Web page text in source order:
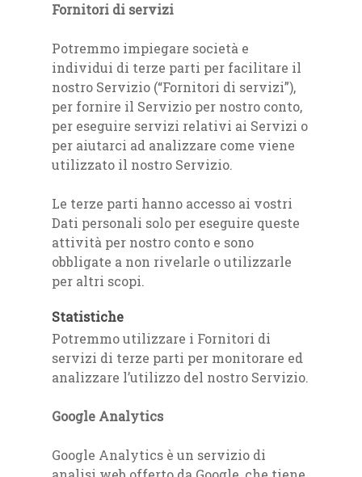
Fornitori di servizi
Potremmo impiegare società e
individui di terze parti per facilitare il
nostro Servizio (“Fornitori di servizi”),
per fornire il Servizio per nostro conto,
per eseguire servizi relativi ai Servizi o
per aiutarci ad analizzare come viene
utilizzato il nostro Servizio.
Le terze parti hanno accesso ai vostri
Dati personali solo per eseguire queste
attività per nostro conto e sono
obbligate a non rivelarle o utilizzarle
per altri scopi.
Statistiche
Potremmo utilizzare i Fornitori di
servizi di terze parti per monitorare ed
analizzare l’utilizzo del nostro Servizio.
Google Analytics
Google Analytics è un servizio di